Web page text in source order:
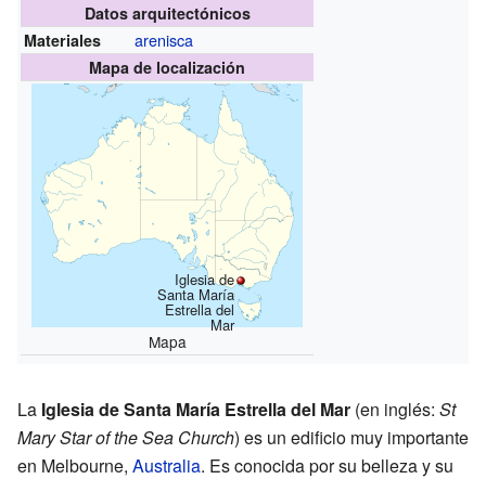
Datos arquitectónicos
Materiales
arenisca
Mapa de localización
Iglesia de
Santa María
Estrella del
Mar
Mapa
La Iglesia de Santa María Estrella del Mar (en inglés: St
Mary Star of the Sea Church) es un edificio muy importante
en Melbourne, Australia. Es conocida por su belleza y su